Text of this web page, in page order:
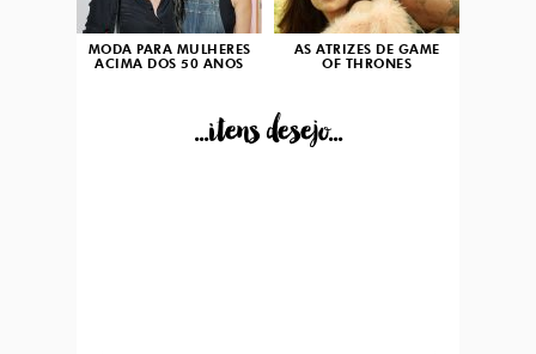
MODA PARA MULHERES
ACIMA DOS 50 ANOS
AS ATRIZES DE GAME
OF THRONES
...itens desejo...